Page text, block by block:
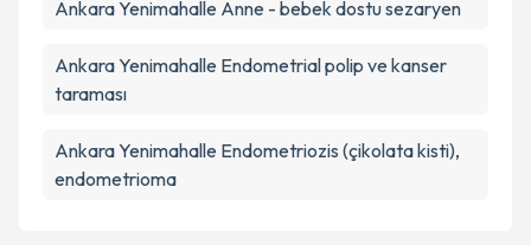
Ankara Yenimahalle Anne - bebek dostu sezaryen
Ankara Yenimahalle Endometrial polip ve kanser
taraması
Ankara Yenimahalle Endometriozis (çikolata kisti),
endometrioma